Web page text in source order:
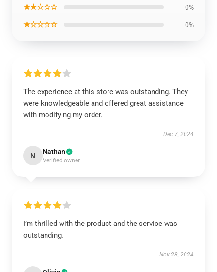
★★☆☆☆ 0%
★☆☆☆☆ 0%
The experience at this store was outstanding. They
were knowledgeable and offered great assistance
with modifying my order.
Dec 7, 2024
N Nathan
Verified owner
I’m thrilled with the product and the service was
outstanding.
Nov 28, 2024